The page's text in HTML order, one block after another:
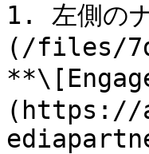
1. 左側の
(/files/
(https://